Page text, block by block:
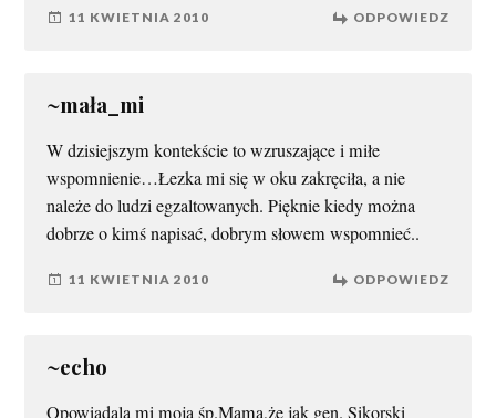
11 KWIETNIA 2010 ODPOWIEDZ
~mała_mi
W dzisiejszym kontekście to wzruszające i miłe
wspomnienie…Łezka mi się w oku zakręciła, a nie
należe do ludzi egzaltowanych. Pięknie kiedy można
dobrze o kimś napisać, dobrym słowem wspomnieć..
11 KWIETNIA 2010 ODPOWIEDZ
~echo
Opowiadala mi moja śp.Mama,że jak gen. Sikorski